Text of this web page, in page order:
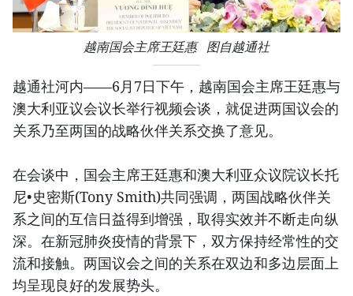
越南国会主席王廷惠 图自越通社
越通社河内——6月7日下午，越南国会主席王廷惠与
澳大利亚议会议长举行视频会谈，就促进两国议会的
关系乃至两国的战略伙伴关系交换了意见。
在会谈中，国会主席王廷惠和澳大利亚众议院议长托
尼•史密斯(Tony Smith)共同强调，两国战略伙伴关
系之间的互信日益得到增强，取得实效并不断走向纵
深。在新冠肺炎疫情的背景下，双方保持经常性的交
流和接触。两国议会之间的关系在双边和多边层面上
均呈现良好的发展势头。